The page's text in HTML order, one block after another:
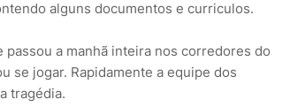
alguns documentos e curriculos.
a manhã inteira nos corredores do
se jogar. Rapidamente a equipe dos
tragédia.